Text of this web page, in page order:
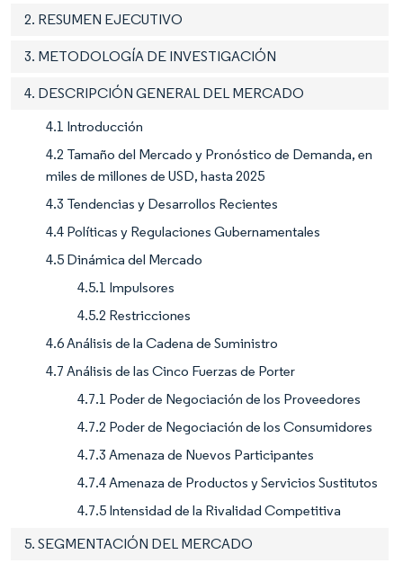
2. RESUMEN EJECUTIVO
3. METODOLOGÍA DE INVESTIGACIÓN
4. DESCRIPCIÓN GENERAL DEL MERCADO
4.1 Introducción
4.2 Tamaño del Mercado y Pronóstico de Demanda, en
miles de millones de USD, hasta 2025
4.3 Tendencias y Desarrollos Recientes
4.4 Políticas y Regulaciones Gubernamentales
4.5 Dinámica del Mercado
4.5.1 Impulsores
4.5.2 Restricciones
4.6 Análisis de la Cadena de Suministro
4.7 Análisis de las Cinco Fuerzas de Porter
4.7.1 Poder de Negociación de los Proveedores
4.7.2 Poder de Negociación de los Consumidores
4.7.3 Amenaza de Nuevos Participantes
4.7.4 Amenaza de Productos y Servicios Sustitutos
4.7.5 Intensidad de la Rivalidad Competitiva
5. SEGMENTACIÓN DEL MERCADO